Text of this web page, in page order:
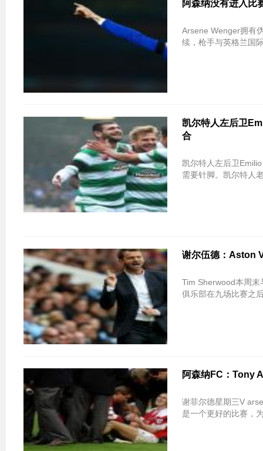
阿森纳没有进入比
Arsene Wenger拥有
续，枪手与英格兰国
凯尔特人左后卫
合
凯尔特人左后卫
需要针脚。凯尔特人
谢尔伍德：Aston
Tim Sherwood本周
俱乐部在九场比赛之
阿森纳FC：Tony
谢菲尔德星期三V
是一个更好的比赛，